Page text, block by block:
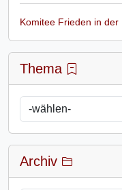
Komitee Frieden in der
Thema
Archiv